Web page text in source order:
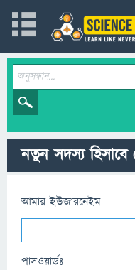
নতুন সদস্য হিসাবে
আমার ইউজারনেইম
পাসওয়ার্ডঃ